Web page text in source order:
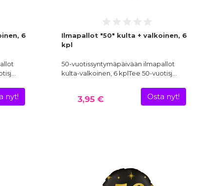
6
nyt!
Ilmapallot "50" kulta + valkoinen, 6
kpl
50-vuotissyntymäpäivään ilmapallot
kulta-valkoinen, 6 kplTee 50-vuotisj…
3,95 € Osta nyt!